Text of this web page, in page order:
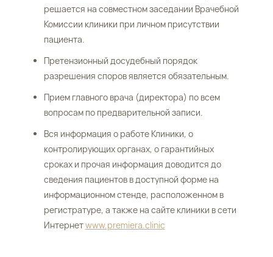
решается на совместном заседании Врачебной
Комиссии клиники при личном присутствии
пациента.
Претензионный досудебный порядок
разрешения споров является обязательным.
Прием главного врача (директора) по всем
вопросам по предварительной записи.
Вся информация о работе Клиники, о
контролирующих органах, о гарантийных
сроках и прочая информация доводится до
сведения пациентов в доступной форме на
информационном стенде, расположенном в
регистратуре, а также на сайте клиники в сети
Интернетwww.premiera.clinic